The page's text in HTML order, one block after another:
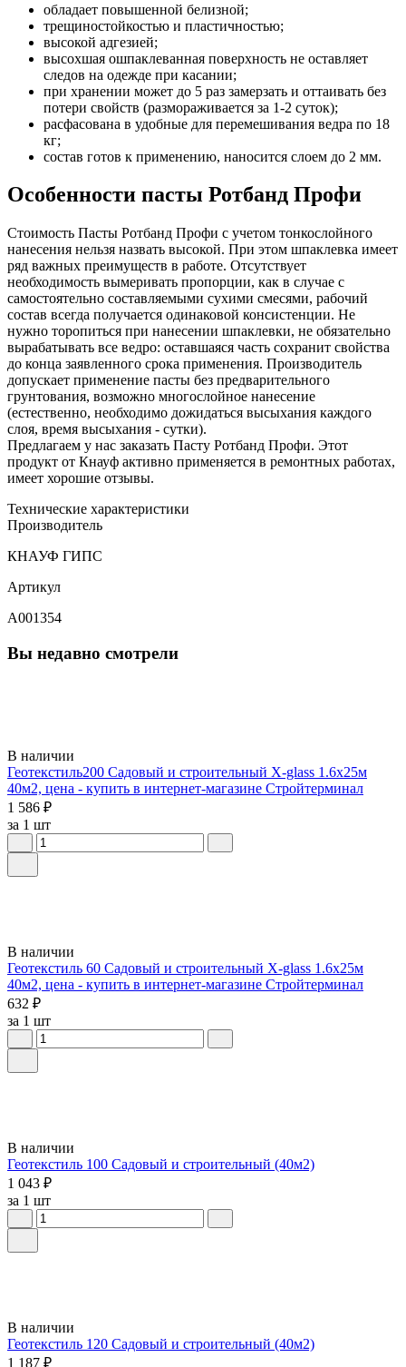
обладает повышенной белизной;
трещиностойкостью и пластичностью;
высокой адгезией;
высохшая ошпаклеванная поверхность не оставляет
следов на одежде при касании;
при хранении может до 5 раз замерзать и оттаивать без
потери свойств (размораживается за 1-2 суток);
расфасована в удобные для перемешивания ведра по 18
кг;
состав готов к применению, наносится слоем до 2 мм.
Особенности пасты Ротбанд Профи
Стоимость Пасты Ротбанд Профи с учетом тонкослойного
нанесения нельзя назвать высокой. При этом шпаклевка имеет
ряд важных преимуществ в работе. Отсутствует
необходимость вымеривать пропорции, как в случае с
самостоятельно составляемыми сухими смесями, рабочий
состав всегда получается одинаковой консистенции. Не
нужно торопиться при нанесении шпаклевки, не обязательно
вырабатывать все ведро: оставшаяся часть сохранит свойства
до конца заявленного срока применения. Производитель
допускает применение пасты без предварительного
грунтования, возможно многослойное нанесение
(естественно, необходимо дожидаться высыхания каждого
слоя, время высыхания - сутки).
Предлагаем у нас заказать Пасту Ротбанд Профи. Этот
продукт от Кнауф активно применяется в ремонтных работах,
имеет хорошие отзывы.
Технические характеристики
Производитель
КНАУФ ГИПС
Артикул
A001354
Вы недавно смотрели
В наличии
Геотекстиль200 Садовый и строительный X-glass 1.6х25м
40м2, цена - купить в интернет-магазине Стройтерминал
1 586 ₽
за 1 шт
В наличии
Геотекстиль 60 Садовый и строительный X-glass 1.6х25м
40м2, цена - купить в интернет-магазине Стройтерминал
632 ₽
за 1 шт
В наличии
Геотекстиль 100 Садовый и строительный (40м2)
1 043 ₽
за 1 шт
В наличии
Геотекстиль 120 Садовый и строительный (40м2)
1 187 ₽